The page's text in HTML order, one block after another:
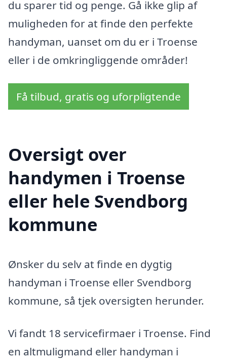
du sparer tid og penge. Gå ikke glip af
muligheden for at finde den perfekte
handyman, uanset om du er i Troense
eller i de omkringliggende områder!
Få tilbud, gratis og uforpligtende
Oversigt over
handymen i Troense
eller hele Svendborg
kommune
Ønsker du selv at finde en dygtig
handyman i Troense eller Svendborg
kommune, så tjek oversigten herunder.
Vi fandt 18 servicefirmaer i Troense. Find
en altmuligmand eller handyman i